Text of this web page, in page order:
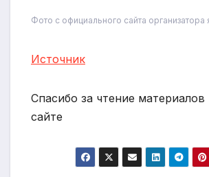
Фото с официального сайта организатора
Источник
Спасибо за чтение
сайте